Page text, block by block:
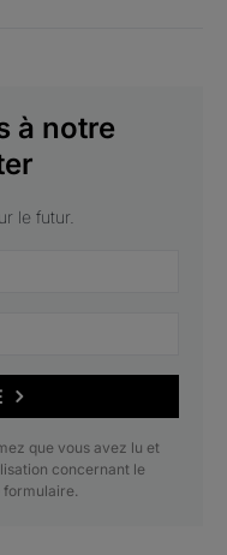
à notre
le futur.
que vous avez lu et
concernant le